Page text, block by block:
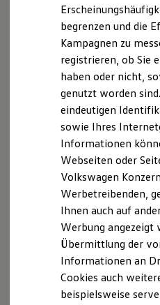
Marke und Erlebnis
Volkswagen R und R
R-Modelle
R Experience
Driving Experience
Volkswagen
Lifestyle Shop
T-Roc
Golf Kollektion
Volkswagen
R-Kollektion
GTI Kollektion
Fußball Drop
we drive football
#wedriveproud
Besitzer und Service
myVolkswagen
Software Updates
Service und
Inspektion und
Datenschutzerklärungen
Lizenzhinweise Dritter
Angaben zum Digital Services Act
Produktsicherheitsinformationen
Disclaimer von Volkswagen
Die in dieser Darstellung
Ausstattungen können in
deutschen
teilweise
Mehrpreis.
Bitte beachten Sie auch
Übersicht der aktuell
Die angegebenen
begrenzen und die
Kampagnen zu
registrieren, ob Sie
haben oder nicht,
genutzt worden
eindeutigen
sowie Ihres
Informationen
Webseiten oder
Volkswagen
Werbetreibenden,
Ihnen auch auf
Werbung angezeigt
Übermittlung der
Informationen an
Cookies auch
beispielsweise